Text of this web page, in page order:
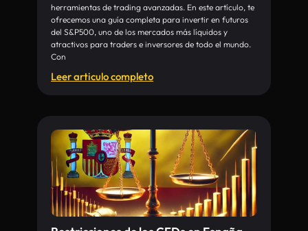
herramientas de trading avanzadas. En este artículo, te
ofrecemos una guía completa para invertir en futuros
del S&P500, uno de los mercados más líquidos y
atractivos para traders e inversores de todo el mundo.
Con
Leer articulo completo